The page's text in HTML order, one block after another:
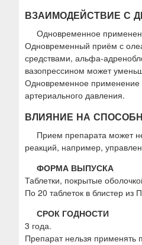
ВЗАИМОДЕЙСТВИЕ С
Одновременное
Одновременный приём с
средствами, альфа-
вазопрессином может
Одновременное применение
артериального давления.
ВЛИЯНИЕ НА
Прием препарата может
реакций, например,
ФОРМА ВЫПУСКА
Таблетки, покрытые
По 20 таблеток в блистер
СРОК ГОДНОСТИ
3 года.
Препарат нельзя применять